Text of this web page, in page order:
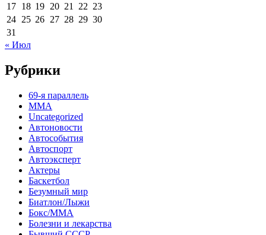
17 18 19 20 21 22 23
24 25 26 27 28 29 30
31
« Июл
Рубрики
69-я параллель
MMA
Uncategorized
Автоновости
Автособытия
Автоспорт
Автоэксперт
Актеры
Баскетбол
Безумный мир
Биатлон/Лыжи
Бокс/MMA
Болезни и лекарства